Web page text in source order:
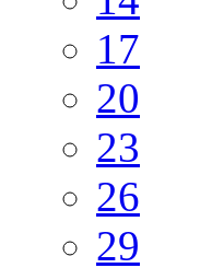
17
20
23
26
29